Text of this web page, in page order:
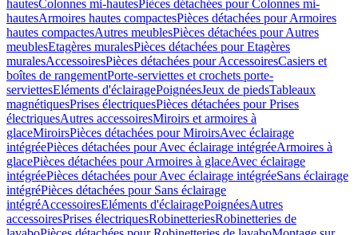
hautesColonnes mi-hautesPièces détachées pour Colonnes mi-
hautesArmoires hautes compactesPièces détachées pour Armoires
hautes compactesAutres meublesPièces détachées pour Autres
meublesEtagères muralesPièces détachées pour Etagères
muralesAccessoiresPièces détachées pour AccessoiresCasiers et
boîtes de rangementPorte-serviettes et crochets porte-
serviettesEléments d'éclairagePoignéesJeux de piedsTableaux
magnétiquesPrises électriquesPièces détachées pour Prises
électriquesAutres accessoiresMiroirs et armoires à
glaceMiroirsPièces détachées pour MiroirsAvec éclairage
intégréePièces détachées pour Avec éclairage intégréeArmoires à
glacePièces détachées pour Armoires à glaceAvec éclairage
intégréePièces détachées pour Avec éclairage intégréeSans éclairage
intégréPièces détachées pour Sans éclairage
intégréAccessoiresEléments d'éclairagePoignéesAutres
accessoiresPrises électriquesRobinetteriesRobinetteries de